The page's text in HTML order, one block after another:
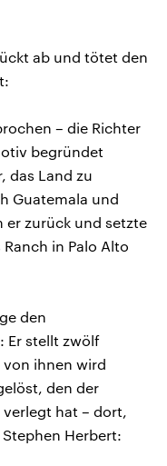
ab und tötet den
– die Richter
begründet
das Land zu
Guatemala und
er zurück und setzte
in Palo Alto
den
Er stellt zwölf
von ihnen wird
den der
hat – dort,
Herbert: